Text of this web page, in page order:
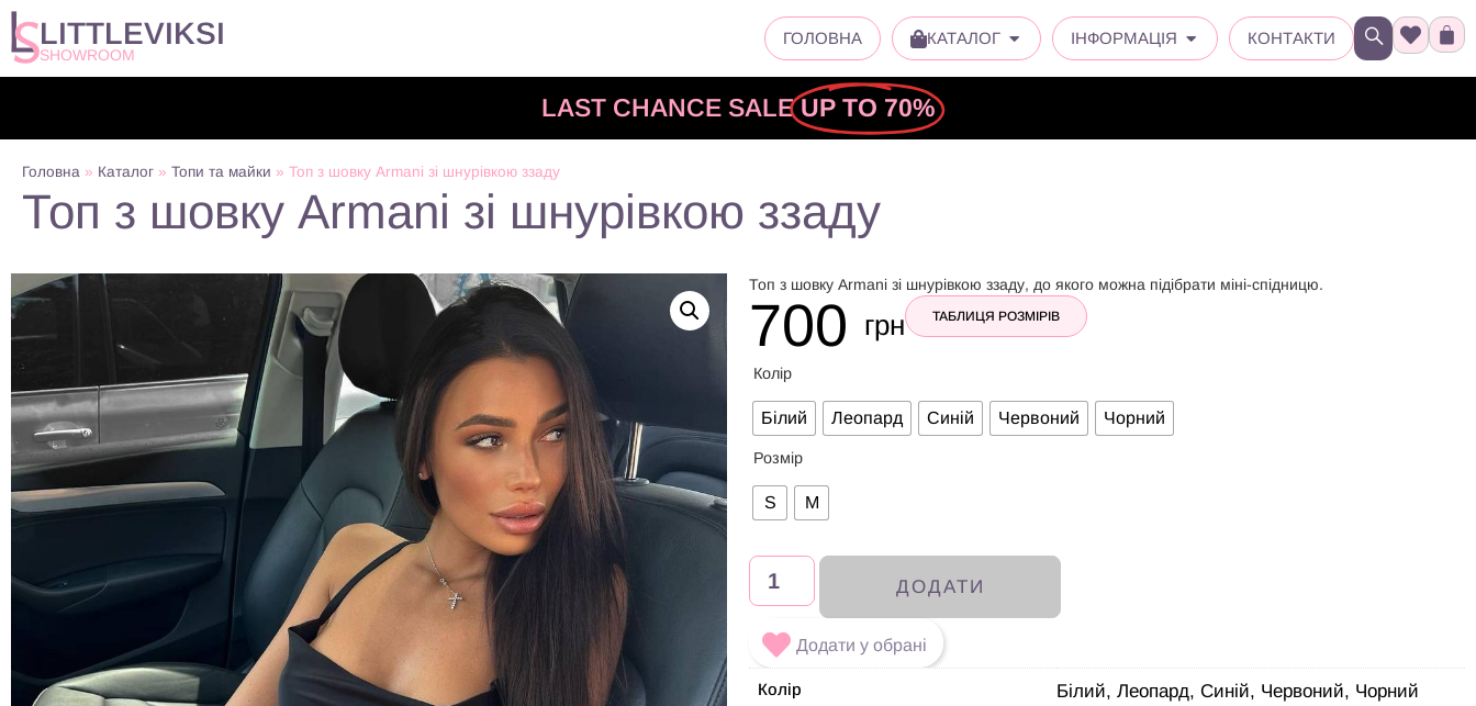
LITTLEVIKSI
SHOWROOM
ГОЛОВНА КАТАЛОГ ІНФОРМАЦІЯ КОНТАКТИ
LAST CHANCE SALEUP TO 70%
Головна » Каталог » Топи та майки » Топ з шовку Armani зі шнурівкою ззаду
Топ з шовку Armani зі шнурівкою ззаду
Топ з шовку Armani зі шнурівкою ззаду, до якого можна підібрати міні-спідницю.
700 грн ТАБЛИЦЯ РОЗМІРІВ
Колір
Білий Леопард Синій Червоний Чорний
Розмір
S M
ДОДАТИ
Додати у обрані
Колір Білий, Леопард, Синій, Червоний, Чорний